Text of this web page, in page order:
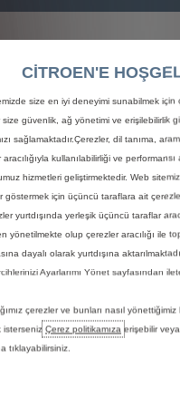
CITROEN'E
size en iyi deneyimi sunabilmek için
size güvenlik, ağ yönetimi ve erişilebilirlik
sağlamaktadır.Çerezler, dil tanıma,
aracılığıyla kullanılabilirliği ve
hizmetleri geliştirmektedir. Web
göstermek için üçüncü taraflara ait
yurtdışında yerleşik üçüncü taraflar
yönetilmekte olup çerezler aracılığı ile
dayalı olarak yurtdışına
Ayarlarımı Yönet sayfasından
çerezler ve bunları nasıl
isterseniz Çerez politikamıza erişebilir veya
tıklayabilirsiniz.